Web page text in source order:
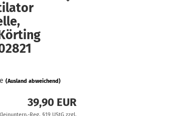
TRAVEL
(Ausland abweichend)
39,90 EUR